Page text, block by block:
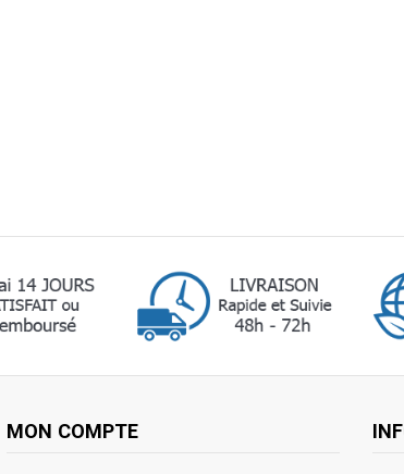
MON COMPTE